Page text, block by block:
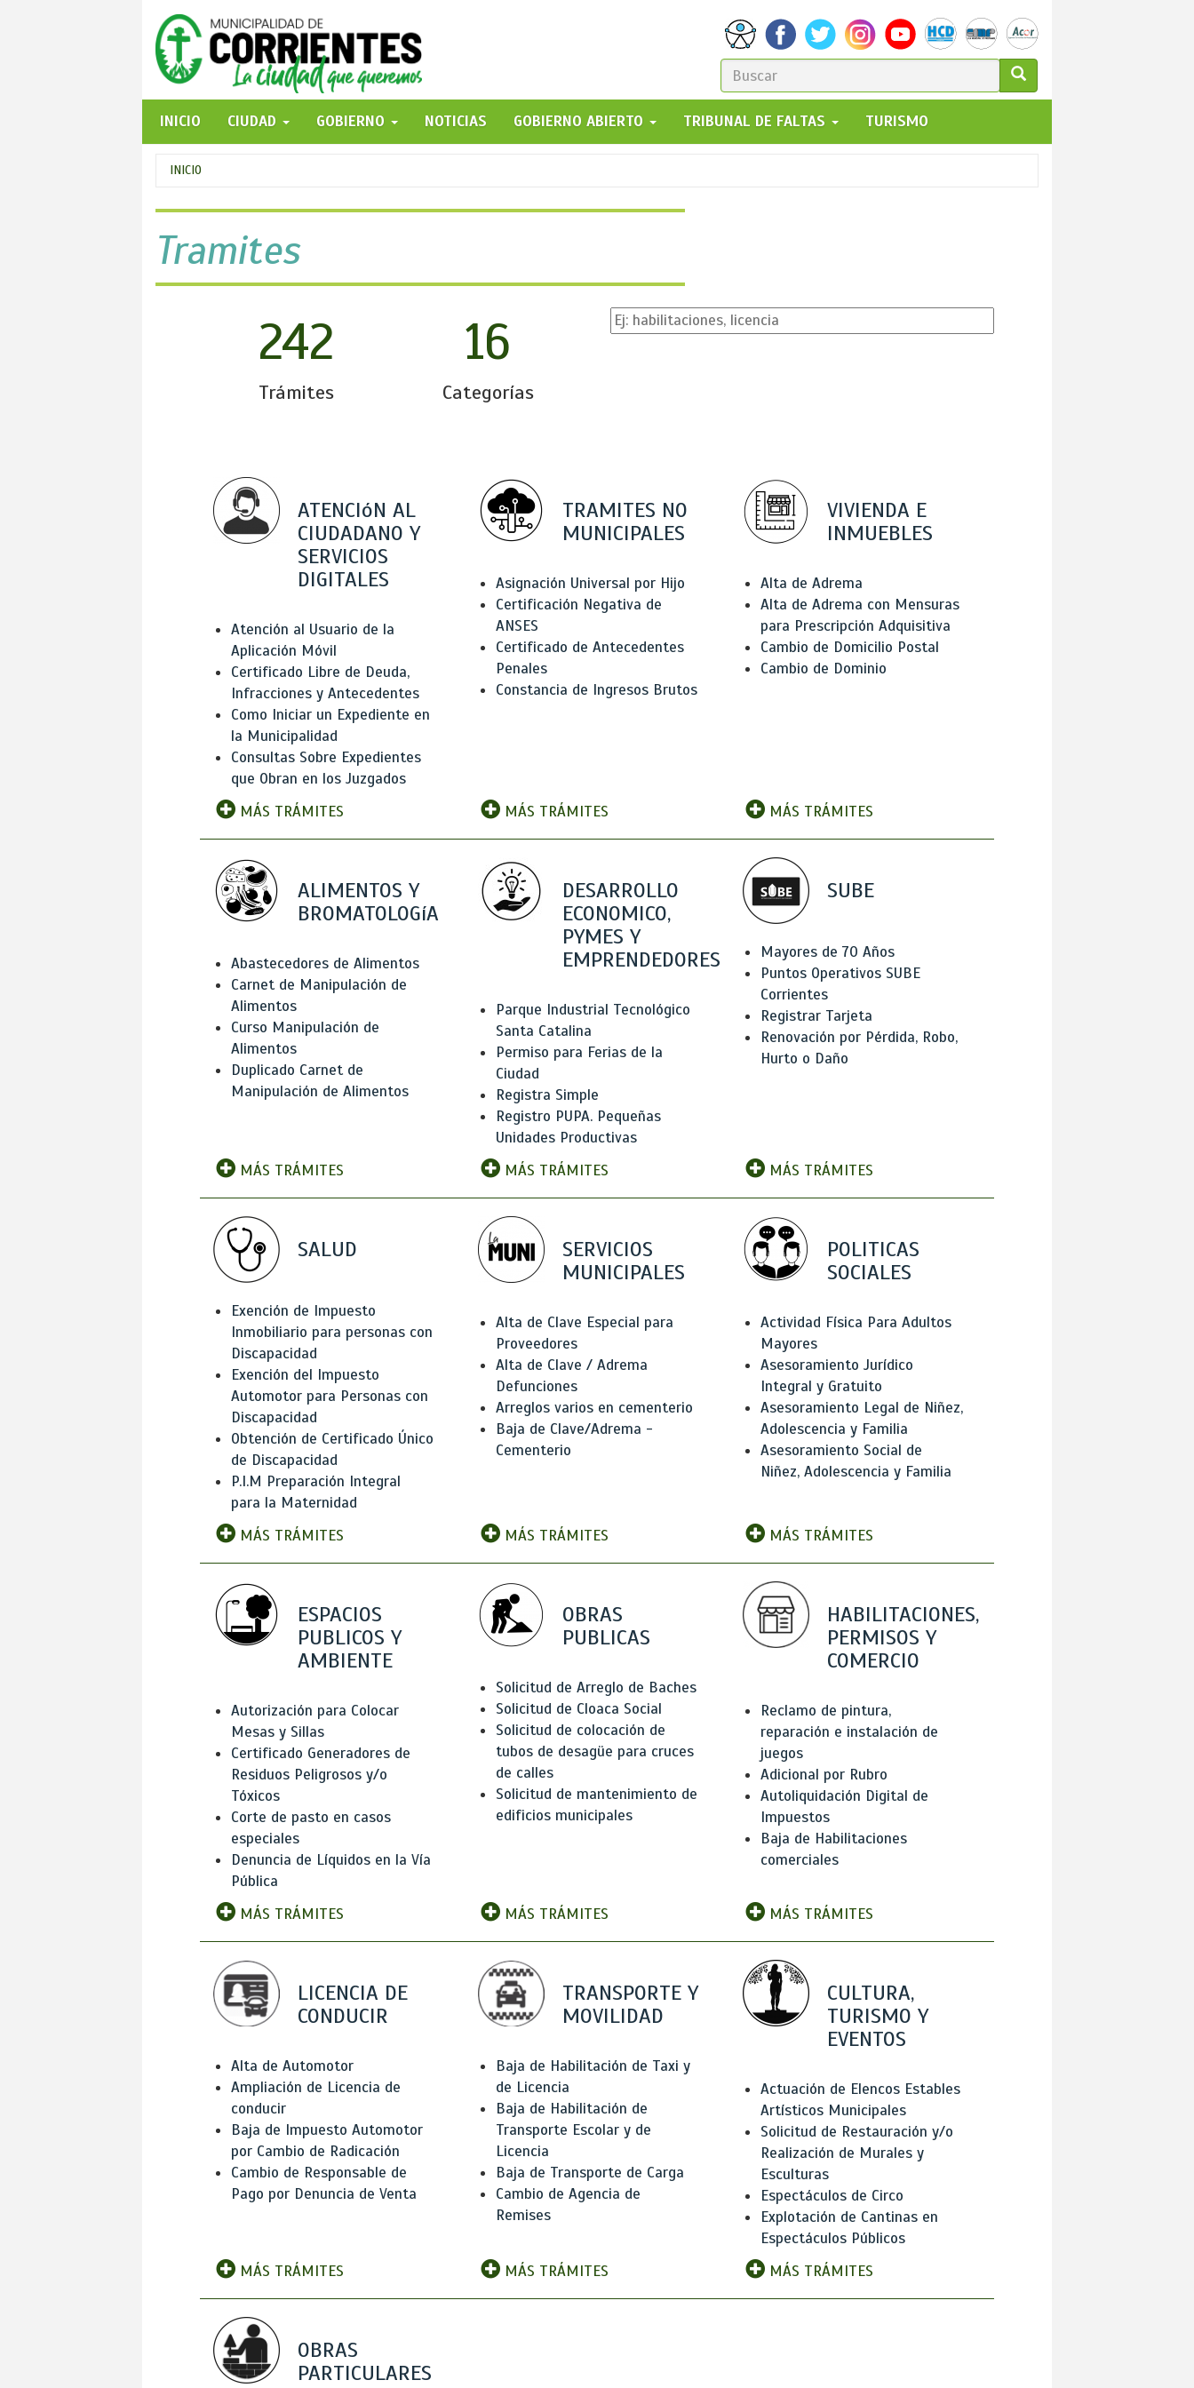
FORMULARIO
DE
BÚSQUEDA
GO!
INICIO
CIUDAD GOBIERNO NOTICIAS GOBIERNO ABIERTO TRIBUNAL DE FALTAS TURISMO
Se
encuentra
usted
aquí
INICIO
Tramites
242
Trámites
16
Categorías
ATENCIóN AL
CIUDADANO Y
SERVICIOS
DIGITALES
Atención al Usuario de la
Aplicación Móvil
Certificado Libre de Deuda,
Infracciones y Antecedentes
Como Iniciar un Expediente en
la Municipalidad
Consultas Sobre Expedientes
que Obran en los Juzgados
MÁS TRÁMITES
TRAMITES NO
MUNICIPALES
Asignación Universal por Hijo
Certificación Negativa de
ANSES
Certificado de Antecedentes
Penales
Constancia de Ingresos Brutos
MÁS TRÁMITES
VIVIENDA E
INMUEBLES
Alta de Adrema
Alta de Adrema con Mensuras
para Prescripción Adquisitiva
Cambio de Domicilio Postal
Cambio de Dominio
MÁS TRÁMITES
ALIMENTOS Y
BROMATOLOGíA
Abastecedores de Alimentos
Carnet de Manipulación de
Alimentos
Curso Manipulación de
Alimentos
Duplicado Carnet de
Manipulación de Alimentos
MÁS TRÁMITES
DESARROLLO
ECONOMICO,
PYMES Y
EMPRENDEDORES
Parque Industrial Tecnológico
Santa Catalina
Permiso para Ferias de la
Ciudad
Registra Simple
Registro PUPA. Pequeñas
Unidades Productivas
MÁS TRÁMITES
SUBE
Mayores de 70 Años
Puntos Operativos SUBE
Corrientes
Registrar Tarjeta
Renovación por Pérdida, Robo,
Hurto o Daño
MÁS TRÁMITES
SALUD
Exención de Impuesto
Inmobiliario para personas con
Discapacidad
Exención del Impuesto
Automotor para Personas con
Discapacidad
Obtención de Certificado Único
de Discapacidad
P.I.M Preparación Integral
para la Maternidad
MÁS TRÁMITES
SERVICIOS
MUNICIPALES
Alta de Clave Especial para
Proveedores
Alta de Clave / Adrema
Defunciones
Arreglos varios en cementerio
Baja de Clave/Adrema -
Cementerio
MÁS TRÁMITES
POLITICAS
SOCIALES
Actividad Física Para Adultos
Mayores
Asesoramiento Jurídico
Integral y Gratuito
Asesoramiento Legal de Niñez,
Adolescencia y Familia
Asesoramiento Social de
Niñez, Adolescencia y Familia
MÁS TRÁMITES
ESPACIOS
PUBLICOS Y
AMBIENTE
Autorización para Colocar
Mesas y Sillas
Certificado Generadores de
Residuos Peligrosos y/o
Tóxicos
Corte de pasto en casos
especiales
Denuncia de Líquidos en la Vía
Pública
MÁS TRÁMITES
OBRAS
PUBLICAS
Solicitud de Arreglo de Baches
Solicitud de Cloaca Social
Solicitud de colocación de
tubos de desagüe para cruces
de calles
Solicitud de mantenimiento de
edificios municipales
MÁS TRÁMITES
HABILITACIONES,
PERMISOS Y
COMERCIO
Reclamo de pintura,
reparación e instalación de
juegos
Adicional por Rubro
Autoliquidación Digital de
Impuestos
Baja de Habilitaciones
comerciales
MÁS TRÁMITES
LICENCIA DE
CONDUCIR
Alta de Automotor
Ampliación de Licencia de
conducir
Baja de Impuesto Automotor
por Cambio de Radicación
Cambio de Responsable de
Pago por Denuncia de Venta
MÁS TRÁMITES
TRANSPORTE Y
MOVILIDAD
Baja de Habilitación de Taxi y
de Licencia
Baja de Habilitación de
Transporte Escolar y de
Licencia
Baja de Transporte de Carga
Cambio de Agencia de
Remises
MÁS TRÁMITES
CULTURA,
TURISMO Y
EVENTOS
Actuación de Elencos Estables
Artísticos Municipales
Solicitud de Restauración y/o
Realización de Murales y
Esculturas
Espectáculos de Circo
Explotación de Cantinas en
Espectáculos Públicos
MÁS TRÁMITES
OBRAS
PARTICULARES